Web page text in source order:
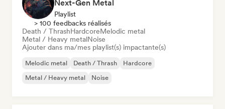
Next-Gen Metal
Playlist
> 100 feedbacks réalisés
Death / ThrashHardcoreMelodic metal
Metal / Heavy metalNoise
Ajouter dans ma/mes playlist(s) impactante(s)
Melodic metal Death / Thrash
Hardcore
Metal / Heavy metal
Noise